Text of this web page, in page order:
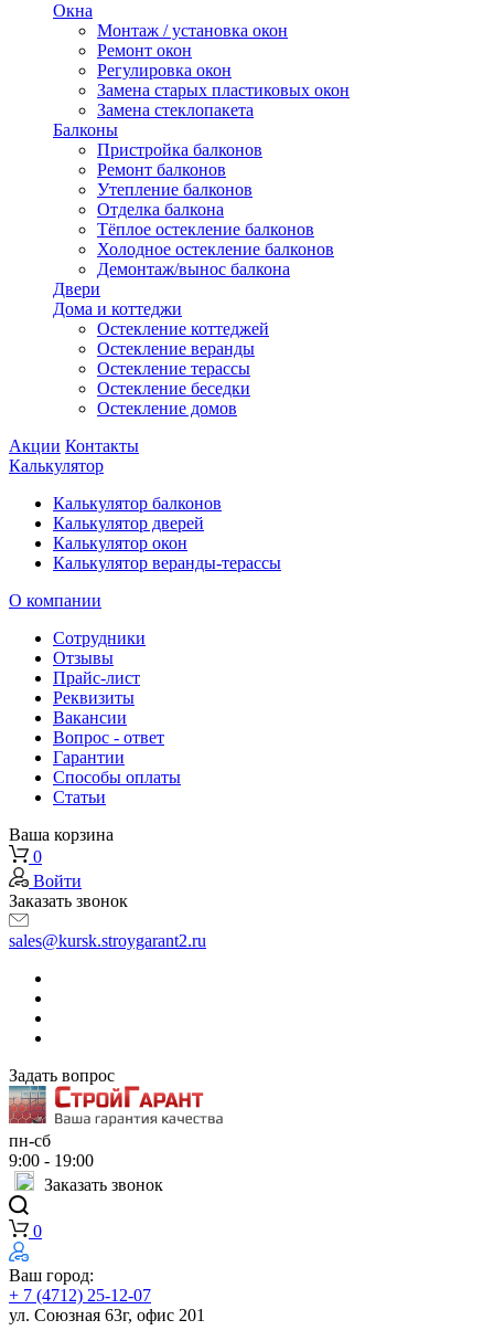
Окна
Монтаж / установка окон
Ремонт окон
Регулировка окон
Замена старых пластиковых окон
Замена стеклопакета
Балконы
Пристройка балконов
Ремонт балконов
Утепление балконов
Отделка балкона
Тёплое остекление балконов
Холодное остекление балконов
Демонтаж/вынос балкона
Двери
Дома и коттеджи
Остекление коттеджей
Остекление веранды
Остекление терассы
Остекление беседки
Остекление домов
Акции Контакты
Калькулятор
Калькулятор балконов
Калькулятор дверей
Калькулятор окон
Калькулятор веранды-терассы
О компании
Сотрудники
Отзывы
Прайс-лист
Реквизиты
Вакансии
Вопрос - ответ
Гарантии
Способы оплаты
Статьи
Ваша корзина
0
Войти
Заказать звонок
sales@kursk.stroygarant2.ru
Задать вопрос
пн-сб
9:00 - 19:00
Заказать звонок
0
Ваш город:
+ 7 (4712) 25-12-07
ул. Союзная 63г, офис 201